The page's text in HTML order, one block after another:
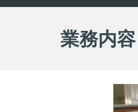
業務内容